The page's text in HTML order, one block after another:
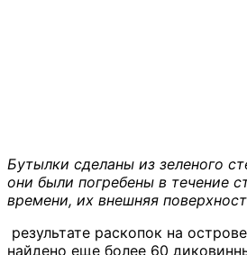
Бутылки сделаны из зеленого
они были погребены в течение
времени, их внешняя
результате раскопок на
найдено еще более 60